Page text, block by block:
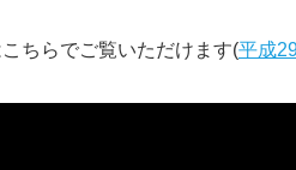
ちらでご覧いただけます(平成